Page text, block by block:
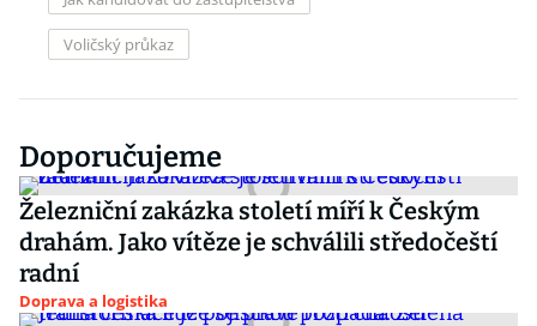
Voličský průkaz
Doporučujeme
Železniční zakázka století míří k Českým
drahám. Jako vítěze je schválili středočeští
radní
Doprava a logistika